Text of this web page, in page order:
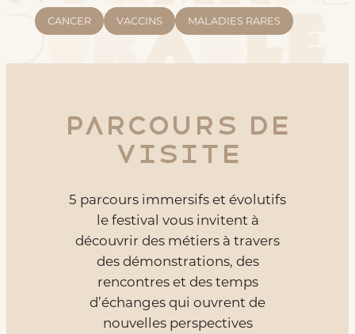
CANCER VACCINS MALADIES RARES
Parcours de
visite
5 parcours immersifs et évolutifs
le festival vous invitent à
découvrir des métiers à travers
des démonstrations, des
rencontres et des temps
d’échanges qui ouvrent de
nouvelles perspectives